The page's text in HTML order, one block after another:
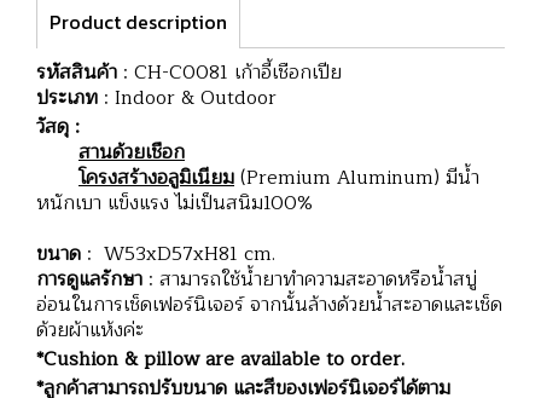
Product description
รหัสสินค้า : CH-C0081 เก้าอี้เชือกเปีย
ประเภท : Indoor & Outdoor
วัสดุ :
สานด้วยเชือก
โครงสร้างอลูมิเนียม(Premium Aluminum) มีน้ำ
หนักเบา แข็งแรง ไม่เป็นสนิม100%
ขนาด : W53xD57xH81 cm.
การดูแลรักษา : สามารถใช้น้ำยาทำความสะอาดหรือน้ำสบู่
อ่อนในการเช็ดเฟอร์นิเจอร์ จากนั้นล้างด้วยน้ำสะอาดและเช็ด
ด้วยผ้าแห้งค่ะ
*Cushion & pillow are available to order.
*ลูกค้าสามารถปรับขนาด และสีของเฟอร์นิเจอร์ได้ตาม